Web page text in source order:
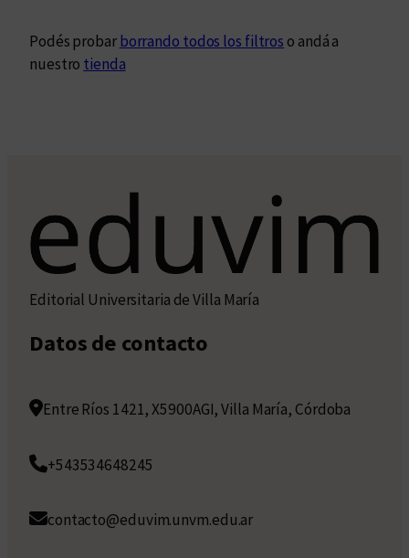
Podés probarborrando todos los filtros o andá a
nuestro tienda
Editorial Universitaria de Villa María
Datos de contacto
Entre Ríos 1421, X5900AGI, Villa María, Córdoba
+543534648245
contacto@eduvim.unvm.edu.ar